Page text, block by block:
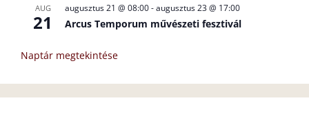
AUG
21
augusztus 21 @ 08:00-augusztus 23 @ 17:00
Arcus Temporum művészeti fesztivál
Naptár megtekintése